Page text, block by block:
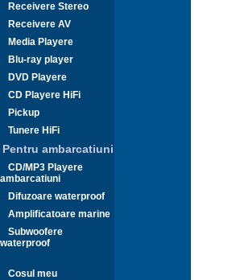
Receivere Stereo
Receivere AV
Media Playere
Blu-ray player
DVD Playere
CD Playere HiFi
Pickup
Tunere HiFi
Pentru ambarcatiuni
CD/MP3 Playere
ambarcatiuni
Difuzoare waterproof
Amplificatoare marine
Subwoofere
waterproof
Cosul meu